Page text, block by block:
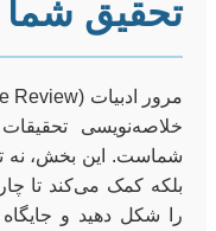
تحقیق شما
خلاصه‌نویسی
شماست. این بخش، نه
بلکه کمک می‌کند تا
را شکل دهید و